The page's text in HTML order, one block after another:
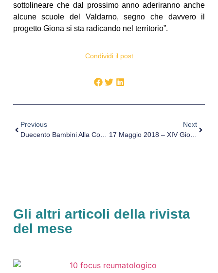
sottolineare che dal prossimo anno aderiranno anche
alcune scuole del Valdarno, segno che davvero il
progetto Giona si sta radicando nel territorio”.
Condividi il post
Previous
Duecento Bambini Alla Conquista Dell’Ospedale Di Mestre
Next
17 Maggio 2018 – XIV Giornata Mondiale Contro L’Ipertensione Arteriosa
Gli altri articoli della rivista
del mese